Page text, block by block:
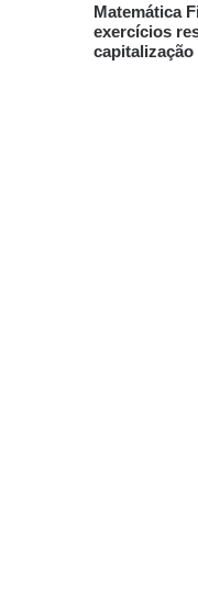
Matemática
exercícios